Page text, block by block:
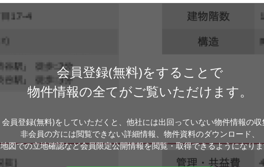
会員登録(無料)をすることで
物件情報の全てがご覧いただけます。
会員登録(無料)をしていただくと、他社には出回っていない物件情報の収
非会員の方には閲覧できない詳細情報、物件資料のダウンロード、
地図での立地確認など会員限定公開情報を閲覧・取得できるようになり